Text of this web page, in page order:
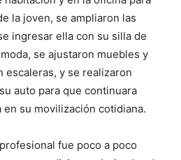
la joven, se ampliaron las
ingresar ella con su silla de
se ajustaron muebles y
escaleras, y se realizaron
auto para que continuara
su movilización cotidiana.
fue poco a poco